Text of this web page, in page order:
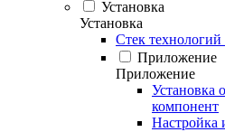
Установка
Установка
Стек
Приложение
Приложение
Установка
компонент
Настройка